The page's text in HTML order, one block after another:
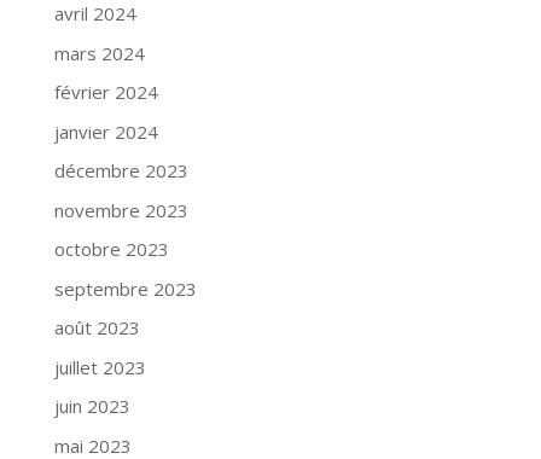
avril 2024
mars 2024
février 2024
janvier 2024
décembre 2023
novembre 2023
octobre 2023
septembre 2023
août 2023
juillet 2023
juin 2023
mai 2023